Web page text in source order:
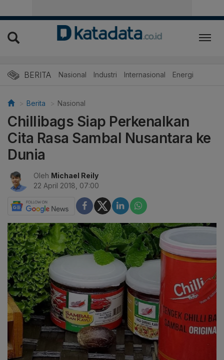
BERITA Nasional Industri Internasional Energi
Berita Nasional
Chillibags Siap Perkenalkan
Cita Rasa Sambal Nusantara ke
Dunia
Oleh Michael Reily
22 April 2018, 07:00